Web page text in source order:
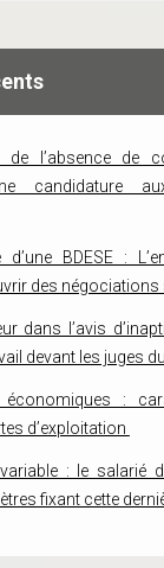
de l’absence de
candidature
BDESE :
des
dans l’avis
devant les juges
économiques :
d’exploitation
variable : le salarié
fixant cette